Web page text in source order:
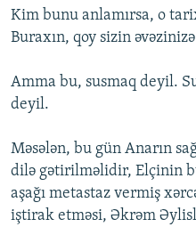
Kim bunu anlamırsa, o
Buraxın, qoy sizin
Amma bu, susmaq deyil.
deyil.
Məsələn, bu gün Anarın
dilə gətirilməlidir, Elçinin
aşağı metastaz vermiş
iştirak etməsi, Əkrəm